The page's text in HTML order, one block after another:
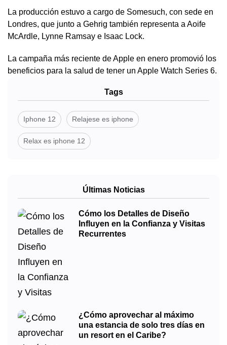
La producción estuvo a cargo de Somesuch, con sede en
Londres, que junto a Gehrig también representa a Aoife
McArdle, Lynne Ramsay e Isaac Lock.
La campaña más reciente de Apple en enero promovió los
beneficios para la salud de tener un Apple Watch Series 6.
Tags
Iphone 12 Relajese es iphone
Relax es iphone 12
Últimas Noticias
Cómo los Detalles de Diseño
Influyen en la Confianza y Visitas
Recurrentes
¿Cómo aprovechar al máximo
una estancia de solo tres días en
un resort en el Caribe?